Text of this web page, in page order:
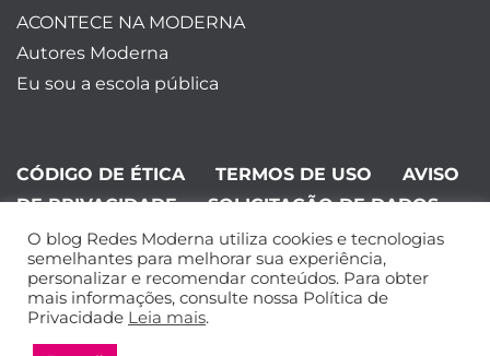
ACONTECE NA MODERNA
Autores Moderna
Eu sou a escola pública
CÓDIGO DE ÉTICA TERMOS DE USO
AVISO
DE PRIVACIDADE
SOLICITAÇÃO DE DADOS
©Editora Moderna 2024. Todos os
direitos reservados.
O blog Redes Moderna utiliza cookies e tecnologias
semelhantes para melhorar sua experiência,
personalizar e recomendar conteúdos. Para obter
mais informações, consulte nossa Política de
Privacidade Leia mais.